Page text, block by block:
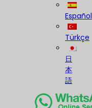
Español
Türkçe
日
本
語